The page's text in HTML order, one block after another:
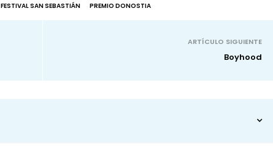
FESTIVAL SAN SEBASTIÁN PREMIO DONOSTIA
ARTÍCULO SIGUIENTE
Boyhood